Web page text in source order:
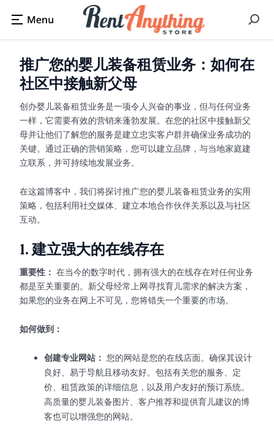
推广您的婴儿装备租赁业务：如何在
社区中接触新父母
创办婴儿装备租赁业务是一项令人兴奋的事业，但与任何业务
一样，它需要有效的营销来蓬勃发展。在您的社区中接触新父
母并让他们了解您的服务是建立忠实客户群并确保业务成功的
关键。通过正确的营销策略，您可以建立品牌，与当地家庭建
立联系，并可持续地发展业务。
在这篇博客中，我们将探讨推广您的婴儿装备租赁业务的实用
策略，包括利用社交媒体、建立本地合作伙伴关系以及与社区
互动。
1. 建立强大的在线存在
重要性： 在当今的数字时代，拥有强大的在线存在对任何业务
都是至关重要的。新父母经常上网寻找育儿需求的解决方案，
如果您的业务在网上不可见，您将错失一个重要的市场。
如何做到：
创建专业网站： 您的网站是您的在线店面。确保其设计
良好、易于导航且移动友好。包括有关您的服务、定
价、租赁政策的详细信息，以及用户友好的预订系统。
高质量的婴儿装备图片、客户推荐和提供育儿建议的博
客也可以增强您的网站。